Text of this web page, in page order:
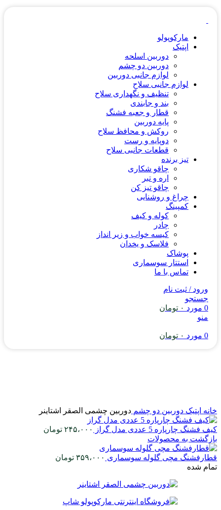
مارکوپولو
اپتیک
دوربین اسلحه
دوربین دو چشم
لوازم جانبی دوربین
لوازم جانبی سلاح
تنظیف و نگهداری سلاح
بند و جابندی
قطار و جعبه فشنگ
پایه دوربین
روکش و محافظ سلاح
دوپایه و رست
قطعات جانبی سلاح
تیز برنده
چاقو شکاری
اره و تبر
چاقو تیز کن
چراغ و روشنایی
کمپینگ
کوله و کیف
چادر
کیسه خواب و زیر انداز
فلاسک و یخدان
پوشاک
استتار سوسماری
تماس با ما
ورود / ثبت نام
جستجو
0 مورد ۰ تومان
منو
0 مورد ۰ تومان
خانه اپتیک دوربین دو چشم دوربین چشمی الصقر اشتاینر
کیف فشنگ چارپاره 5 عددی مدل گراز ۲۴۵،۰۰۰ تومان
بازگشت به محصولات
قطارفشنگ مچی گلوله سوسماری ۳۵۹،۰۰۰ تومان
تمام شده